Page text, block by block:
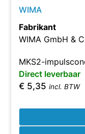
WIMA
Fabrikant
WIMA GmbH &
MKS2-
Direct leverbaar
€ 5,35 incl. BTW